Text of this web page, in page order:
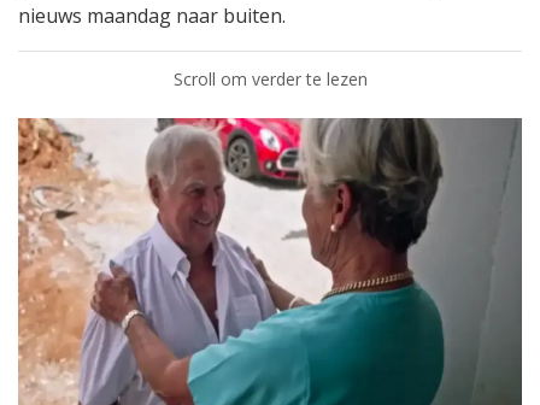
nieuws maandag naar buiten.
Scroll om verder te lezen